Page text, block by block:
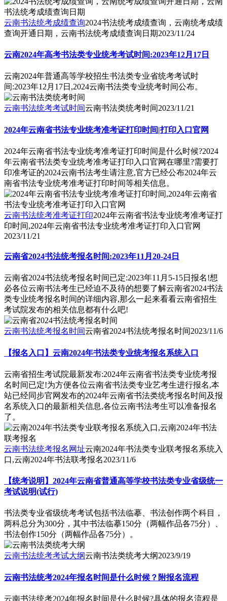
云南书法统考成绩查询2024书法统考成绩查询，云南统考成绩
查询开通日期，云南书法统考成绩查询日期2023/11/24
云南2024年高考书法类专业统考考试时间:2023年12月17日
云南2024年普通高等学校招生书法类专业省统考考试时
间:2023年12月17日,2024云南书法类专业统考时间公布。
云南书法统考考试时间云南书法类统考时间2023/11/21
2024年云南省书法专业统考准考证打印时间|打印入口官网
2024年云南省书法专业统考准考证打印时间是什么时候?2024
年云南省书法类专业统考准考证打印入口官网在哪里?需要打
印准考证的2024云南书法考生请注意,官方已经公布2024年云
南省书法专业统考准考证打印时间等相关信息。
云南书法统考准考证打印2024年云南省书法专业统考准考证打
印时间,2024年云南省书法专业统考准考证打印入口官网
2023/11/21
云南省2024书法统考报名时间:2023年11月20-24日
云南省2024书法统考报名时间已定:2023年11月5-15日报名!想
必各位云南书法考生已经迫不及待的想要了解云南省2024书法
类专业统考报名时间的详细内容,那么一起来看看云南省招生
考试院发布的相关信息都有什么吧!
云南书法统考报名时间云南省2024书法统考报名时间2023/11/6
【报名入口】云南2024年书法类专业统考报名系统入口
云南省招生考试院最新发布:2024年云南省书法类专业统考报
名时间已定!为方便各位云南省书法类专业艺考生进行报名,本
站已经同步官网发布的2024年云南省书法类统考报名时间及报
名系统入口的最新相关信息,各位云南书法考生可以准备报名
了。
云南书法统考报名网址云南2024年书法类专业联考报名系统入
口,云南2024年书法联考报名2023/11/6
【统考说明】2024年云南省普通高等学校书法类专业省级统一
考试说明(试行)
书法类专业省级统考考试包括书法临摹、书法创作两个科目，
两科总分为300分，其中书法临摹150分（两幅作品各75分）、
书法创作150分（两幅作品各75分）。
云南书法统考考试大纲云南书法类统考大纲2023/9/19
云南书法统考2024年报名时间是什么时候？附报名流程
云南书法统考2024年报名时间是什么时候?具体的报名流程是